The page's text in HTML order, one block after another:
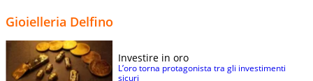
Gioielleria Delfino
Investire in oro
L’oro torna protagonista tra gli investimenti
sicuri